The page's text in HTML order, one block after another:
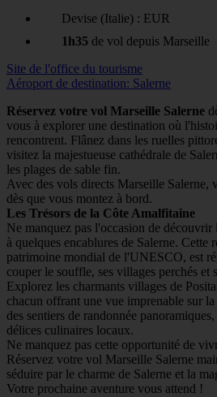
Devise (Italie) : EUR
1h35 de vol depuis Marseille
Site de l'office du tourisme
Aéroport de destination: Salerne
Réservez votre vol Marseille Salerne
vous à explorer une destination où
rencontrent. Flânez dans les ruelles
visitez la majestueuse cathédrale de
les plages de sable fin.
Avec des vols directs Marseille Salerne,
dès que vous montez à bord.
Les Trésors de la Côte Amalfitaine
Ne manquez pas l'occasion de découvrir
à quelques encablures de Salerne. Cette
patrimoine mondial de l'UNESCO, est
couper le souffle, ses villages perchés et
Explorez les charmants villages de
chacun offrant une vue imprenable sur
des sentiers de randonnée
délices culinaires locaux.
Ne manquez pas cette opportunité de
Réservez votre vol Marseille Salerne
séduire par le charme de Salerne et la
Votre prochaine aventure vous attend !